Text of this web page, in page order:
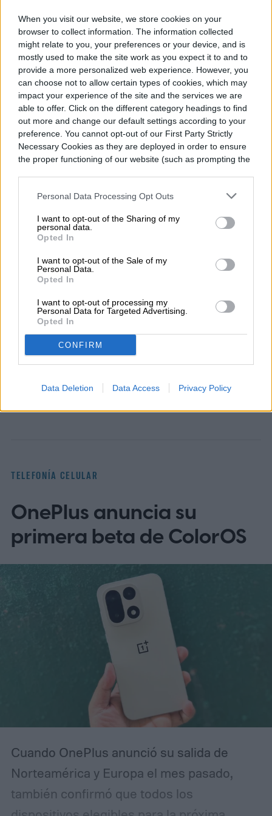
When you visit our website, we store cookies on your
browser to collect information. The information collected
might relate to you, your preferences or your device, and is
mostly used to make the site work as you expect it to and to
provide a more personalized web experience. However, you
can choose not to allow certain types of cookies, which may
impact your experience of the site and the services we are
able to offer. Click on the different category headings to find
out more and change our default settings according to your
preference. You cannot opt-out of our First Party Strictly
Necessary Cookies as they are deployed in order to ensure
the proper functioning of our website (such as prompting the
Personal Data Processing Opt Outs
I want to opt-out of the Sharing of my
personal data.
Opted In
I want to opt-out of the Sale of my
Personal Data.
Opted In
I want to opt-out of processing my
Personal Data for Targeted Advertising.
Opted In
CONFIRM
Data Deletion Data Access Privacy Policy
inteligentes se ralentiza y las ventas de
música, video, almacenamiento en la nube y
otras suscripciones representan una
mayor proporción de los ingresos totales
del fabricante de iPhone”, postuló
Bloomberg.
Juan José Castillo
Former Digital Trends Contributor
Juan José se ha desempeñado por cerca de
dos décadas como periodista en medios de
comunicación e instituciones públicas…
TELEFONÍA CELULAR
OnePlus anuncia su
primera beta de ColorOS
Cuando OnePlus anunció su salida de
Norteamérica y Europa el mes pasado,
también confirmó que todos los